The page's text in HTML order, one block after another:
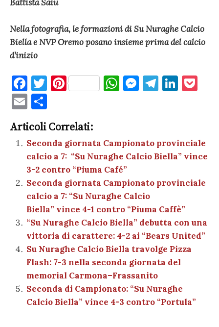
Battista Saiu
Nella fotografia, le formazioni di Su Nuraghe Calcio
Biella e NVP Oremo posano insieme prima del calcio
d’inizio
F
a
c
e
b
o
o
k
T
te
r
Pi
es
t
W
A
p
p
M
g
er
T
a
m
Li
dI
n
et
E
m
ai
l
n
di
vi
di
Articoli Correlati:
Seconda giornata Campionato provinciale
calcio a 7: “Su Nuraghe Calcio Biella” vince
3-2 contro “Piuma Café”
Seconda giornata Campionato provinciale
calcio a 7: “Su Nuraghe Calcio
Biella” vince 4-1 contro “Piuma Caffè”
“Su Nuraghe Calcio Biella” debutta con una
vittoria di carattere: 4-2 ai “Bears United”
Su Nuraghe Calcio Biella travolge Pizza
Flash: 7-3 nella seconda giornata del
memorial Carmona–Frassanito
Seconda di Campionato: “Su Nuraghe
Calcio Biella” vince 4-3 contro “Portula”